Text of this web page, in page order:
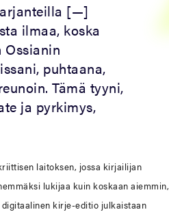
[—]
ilmaa, koska
Ossianin
puhtaana,
Tämä tyyni,
ja pyrkimys,
laitoksen, jossa kirjailijan
lukijaa kuin koskaan aiemmin,
kirje-editio julkaistaan